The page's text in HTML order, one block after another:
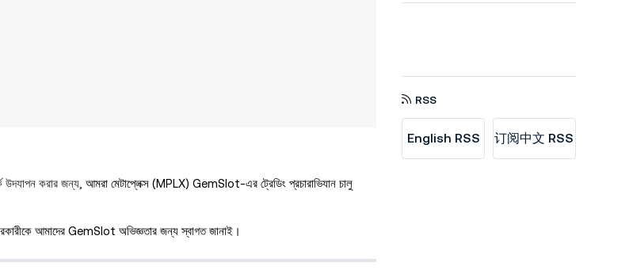
উদযাপন করার জন্য, আমরা মেটাপ্লেক্স (MPLX) GemSlot-এর ট্রেডিং প্রচারাভিযান চালু
আমাদের GemSlot অভিজ্ঞতার জন্য স্বাগত জানাই।
RSS
English RSS 订阅中文 RSS